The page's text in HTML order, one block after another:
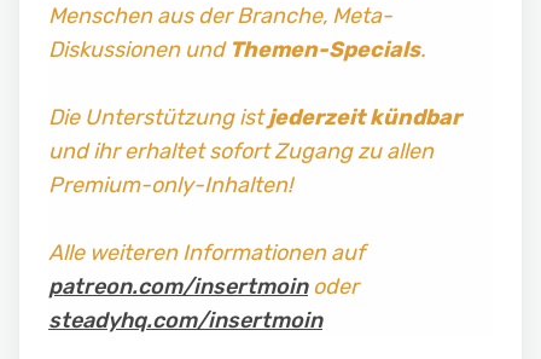
Menschen aus der Branche, Meta-
Diskussionen und Themen-Specials.
Die Unterstützung istjederzeit kündbar
und ihr erhaltet sofort Zugang zu allen
Premium-only-Inhalten!
Alle weiteren Informationen auf
patreon.com/insertmoinoder
steadyhq.com/insertmoin